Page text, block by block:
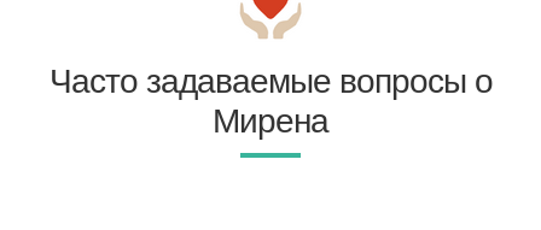
Часто задаваемые вопросы о
Мирена